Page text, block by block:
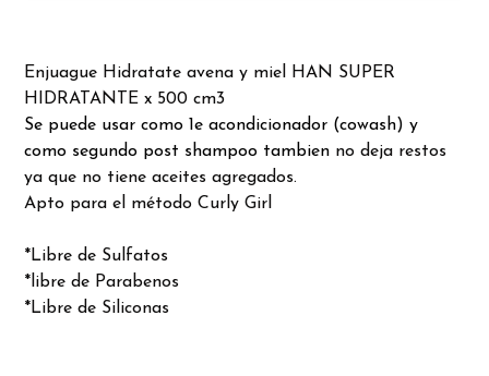
Enjuague Hidratate avena y miel HAN SUPER
HIDRATANTE x 500 cm3
Se puede usar como 1e acondicionador (cowash) y
como segundo post shampoo tambien no deja restos
ya que no tiene aceites agregados.
Apto para el método Curly Girl
*Libre de Sulfatos
*libre de Parabenos
*Libre de Siliconas